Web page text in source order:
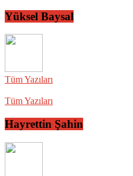
Yüksel Baysal
Tüm Yazıları
Tüm Yazıları
Hayrettin Şahin